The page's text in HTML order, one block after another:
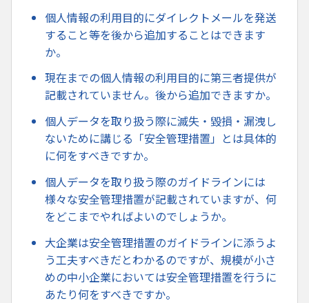
個人情報の利用目的にダイレクトメールを発送
すること等を後から追加することはできます
か。
現在までの個人情報の利用目的に第三者提供が
記載されていません。後から追加できますか。
個人データを取り扱う際に滅失・毀損・漏洩し
ないために講じる「安全管理措置」とは具体的
に何をすべきですか。
個人データを取り扱う際のガイドラインには
様々な安全管理措置が記載されていますが、何
をどこまでやればよいのでしょうか。
大企業は安全管理措置のガイドラインに添うよ
う工夫すべきだとわかるのですが、規模が小さ
めの中小企業においては安全管理措置を行うに
あたり何をすべきですか。